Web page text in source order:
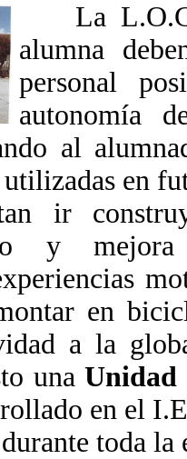
La
alumna
personal
autonomía
al
utilizadas en
ir
y
en
a la
unaUnidad
en el
toda